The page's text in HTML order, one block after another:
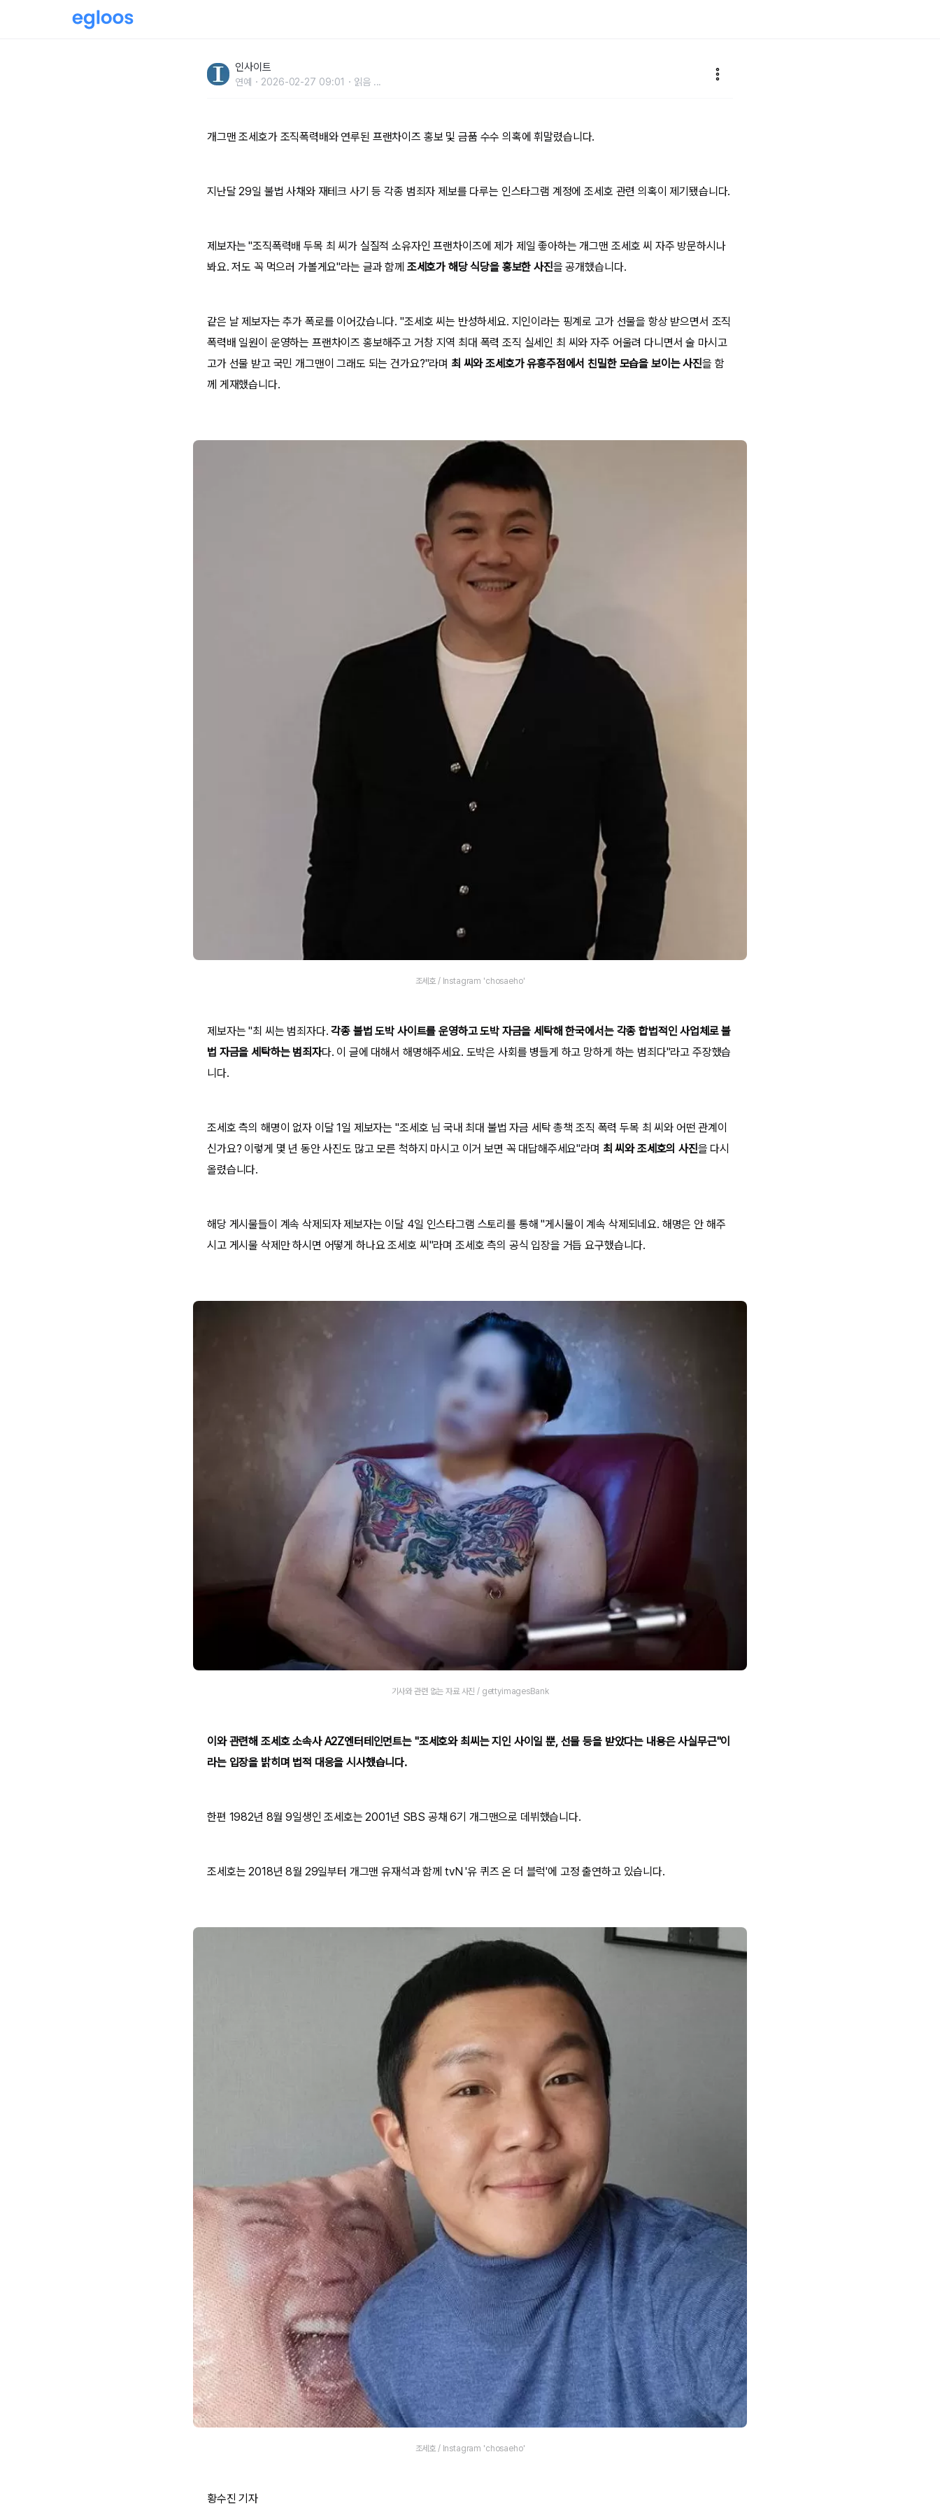
인사이트
연예 2026-02-27 09:01 읽음 ...
개그맨 조세호가 조직폭력배와 연루된 프랜차이즈 홍보 및 금품 수수 의혹에 휘말렸습니다.
지난달 29일 불법 사채와 재테크 사기 등 각종 범죄자 제보를 다루는 인스타그램 계정에 조세호 관련 의혹이 제기됐습니다.
제보자는 "조직폭력배 두목 최 씨가 실질적 소유자인 프랜차이즈에 제가 제일 좋아하는 개그맨 조세호 씨 자주 방문하시나
봐요. 저도 꼭 먹으러 가볼게요"라는 글과 함께 조세호가 해당 식당을 홍보한 사진을 공개했습니다.
같은 날 제보자는 추가 폭로를 이어갔습니다. "조세호 씨는 반성하세요. 지인이라는 핑계로 고가 선물을 항상 받으면서 조직
폭력배 일원이 운영하는 프랜차이즈 홍보해주고 거창 지역 최대 폭력 조직 실세인 최 씨와 자주 어울려 다니면서 술 마시고
고가 선물 받고 국민 개그맨이 그래도 되는 건가요?"라며 최 씨와 조세호가 유흥주점에서 친밀한 모습을 보이는 사진을 함
께 게재했습니다.
조세호 / Instagram 'chosaeho'
제보자는 "최 씨는 범죄자다.각종 불법 도박 사이트를 운영하고 도박 자금을 세탁해 한국에서는 각종 합법적인 사업체로 불
법 자금을 세탁하는 범죄자다. 이 글에 대해서 해명해주세요. 도박은 사회를 병들게 하고 망하게 하는 범죄다"라고 주장했습
니다.
조세호 측의 해명이 없자 이달 1일 제보자는 "조세호 님 국내 최대 불법 자금 세탁 총책 조직 폭력 두목 최 씨와 어떤 관계이
신가요? 이렇게 몇 년 동안 사진도 많고 모른 척하지 마시고 이거 보면 꼭 대답해주세요"라며 최 씨와 조세호의 사진을 다시
올렸습니다.
해당 게시물들이 계속 삭제되자 제보자는 이달 4일 인스타그램 스토리를 통해 "게시물이 계속 삭제되네요. 해명은 안 해주
시고 게시물 삭제만 하시면 어떻게 하나요 조세호 씨"라며 조세호 측의 공식 입장을 거듭 요구했습니다.
기사와 관련 없는 자료 사진 / gettyimagesBank
이와 관련해 조세호 소속사 A2Z엔터테인먼트는 "조세호와 최씨는 지인 사이일 뿐, 선물 등을 받았다는 내용은 사실무근"이
라는 입장을 밝히며 법적 대응을 시사했습니다.
한편 1982년 8월 9일생인 조세호는 2001년 SBS 공채 6기 개그맨으로 데뷔했습니다.
조세호는 2018년 8월 29일부터 개그맨 유재석과 함께 tvN '유 퀴즈 온 더 블럭'에 고정 출연하고 있습니다.
조세호 / Instagram 'chosaeho'
황수진 기자